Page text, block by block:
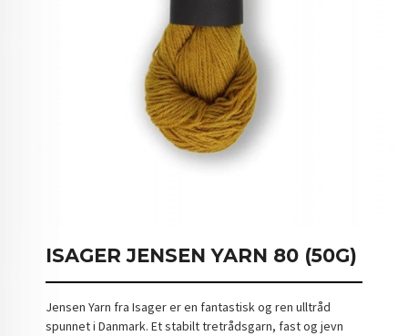
ISAGER JENSEN YARN 80 (50G)
Jensen Yarn fra Isager er en fantastisk og ren ulltråd
spunnet i Danmark. Et stabilt tretrådsgarn, fast og jevn